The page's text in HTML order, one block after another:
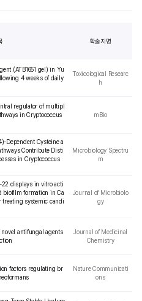
학술지명
(ATB1651 gel) in Yu
4 weeks of daily
Toxicological Researc
h
regulator of multipl
in Cryptococcus
mBio
Dependent Cysteine a
Contribute Disti
in Cryptococcus
Microbiology Spectru
m
22 displays in vitro acti
biofilm formation in Ca
treating systemic candi
Journal of Microbiolo
gy
antifungal agents
Journal of Medicinal
Chemistry
factors regulating br
Nature Communicati
ons